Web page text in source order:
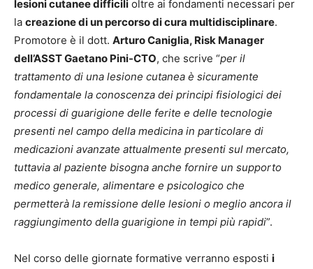
lesioni cutanee difficili oltre ai fondamenti necessari per
la creazione di un percorso di cura multidisciplinare.
Promotore è il dott. Arturo Caniglia, Risk Manager
dell’ASST Gaetano Pini-CTO, che scrive “per il
trattamento di una lesione cutanea è sicuramente
fondamentale la conoscenza dei principi fisiologici dei
processi di guarigione delle ferite e delle tecnologie
presenti nel campo della medicina in particolare di
medicazioni avanzate attualmente presenti sul mercato,
tuttavia al paziente bisogna anche fornire un supporto
medico generale, alimentare e psicologico che
permetterà la remissione delle lesioni o meglio ancora il
raggiungimento della guarigione in tempi più rapidi”.
Nel corso delle giornate formative verranno esposti i